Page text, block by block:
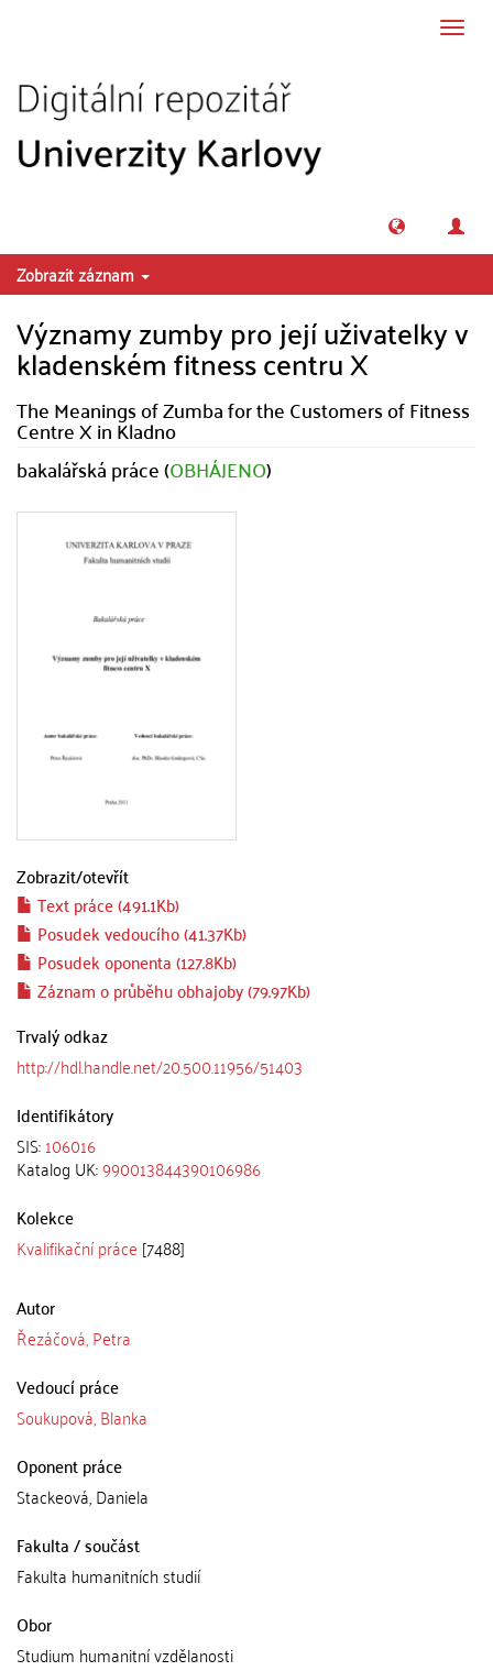
Zobrazit záznam
Významy zumby pro její uživatelky v
kladenském fitness centru X
The Meanings of Zumba for the Customers of Fitness
Centre X in Kladno
bakalářská práce (OBHÁJENO)
Zobrazit/otevřít
Text práce (491.1Kb)
Posudek vedoucího (41.37Kb)
Posudek oponenta (127.8Kb)
Záznam o průběhu obhajoby (79.97Kb)
Trvalý odkaz
http://hdl.handle.net/20.500.11956/51403
Identifikátory
SIS:106016
Katalog UK:990013844390106986
Kolekce
Kvalifikační práce [7488]
Autor
Řezáčová, Petra
Vedoucí práce
Soukupová, Blanka
Oponent práce
Stackeová, Daniela
Fakulta / součást
Fakulta humanitních studií
Obor
Studium humanitní vzdělanosti